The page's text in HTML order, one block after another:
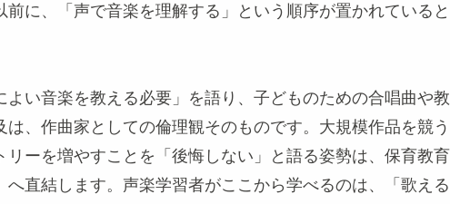
に、「声で音楽を理解する」という順序が置かれていると
い音楽を教える必要」を語り、子どものための合唱曲や教
、作曲家としての倫理観そのものです。大規模作品を競う
ーを増やすことを「後悔しない」と語る姿勢は、保育教育
直結します。声楽学習者がここから学べるのは、「歌える